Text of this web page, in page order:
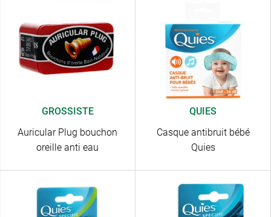
GROSSISTE
Auricular Plug bouchon
oreille anti eau
QUIES
Casque antibruit bébé
Quies